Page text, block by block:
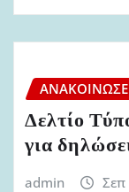
Δελτίο
για
admin Σεπ